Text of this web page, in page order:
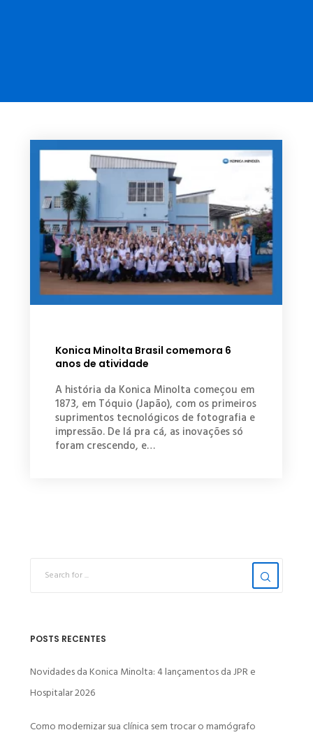
Konica Minolta Brasil comemora 6
anos de atividade
A história da Konica Minolta começou em
1873, em Tóquio (Japão), com os primeiros
suprimentos tecnológicos de fotografia e
impressão. De lá pra cá, as inovações só
foram crescendo, e…
POSTS RECENTES
Novidades da Konica Minolta: 4 lançamentos da JPR e
Hospitalar 2026
Como modernizar sua clínica sem trocar o mamógrafo